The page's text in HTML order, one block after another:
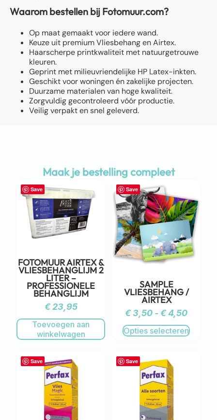
Waarom bestellen bij Fotomuur.com?
Op maat gemaakt voor iedere wand.
Keuze uit premium Vliesbehang en Airtex.
Haarscherpe printkwaliteit met natuurgetrouwe
kleuren.
Geprint met milieuvriendelijke HP Latex-inkten.
Geschikt voor woningen én zakelijke projecten.
Duurzame materialen van hoge kwaliteit.
Zorgvuldig gecontroleerd vóór productie.
Veilig verpakt en snel geleverd.
Maak je bestelling compleet
Save
FOTOMUUR AIRTEX &
VLIESBEHANGLIJM 2
LITER –
PROFESSIONELE
BEHANGLIJM
€23,95
Toevoegen aan
winkelwagen
Save
SAMPLE
VLIESBEHANG /
AIRTEX
€3,50 - €4,50
Opties selecteren
Save Save